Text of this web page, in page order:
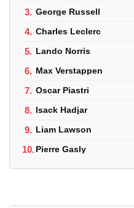
3. George Russell
4. Charles Leclerc
5. Lando Norris
6. Max Verstappen
7. Oscar Piastri
8. Isack Hadjar
9. Liam Lawson
10.Pierre Gasly